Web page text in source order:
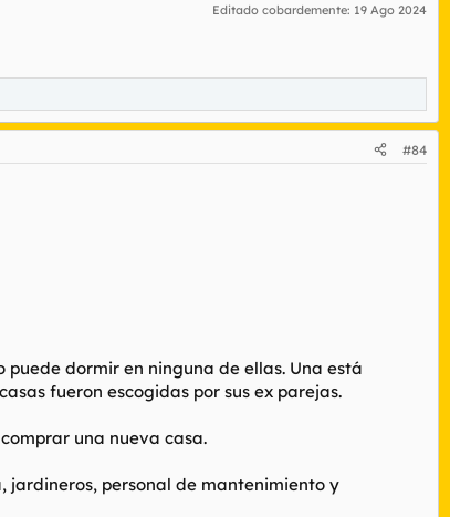
Editado cobardemente: 19 Ago 2024
#84
dormir en ninguna de ellas. Una está
fueron escogidas por sus ex parejas.
una nueva casa.
jardineros, personal de mantenimiento y